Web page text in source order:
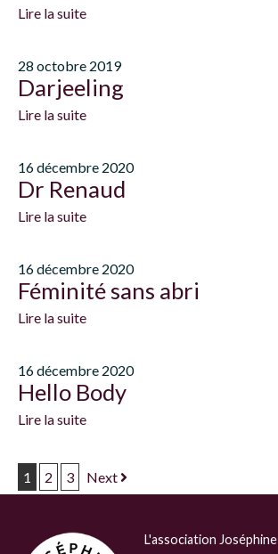
Lire la suite
28 octobre 2019
Darjeeling
Lire la suite
16 décembre 2020
Dr Renaud
Lire la suite
16 décembre 2020
Féminité sans abri
Lire la suite
16 décembre 2020
Hello Body
Lire la suite
Navigation de post
1 2 3 Next
L'association Joséphine